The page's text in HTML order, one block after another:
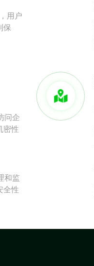
用户
保
问企
密性
和监
全性